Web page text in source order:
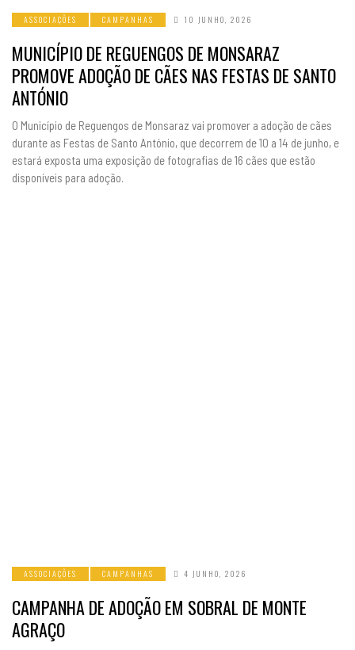
ASSOCIAÇÕES CAMPANHAS 10 JUNHO, 2026
MUNICÍPIO DE REGUENGOS DE MONSARAZ
PROMOVE ADOÇÃO DE CÃES NAS FESTAS DE SANTO
ANTÓNIO
O Município de Reguengos de Monsaraz vai promover a adoção de cães
durante as Festas de Santo António, que decorrem de 10 a 14 de junho, e
estará exposta uma exposição de fotografias de 16 cães que estão
disponíveis para adoção.
ASSOCIAÇÕES CAMPANHAS 4 JUNHO, 2026
CAMPANHA DE ADOÇÃO EM SOBRAL DE MONTE
AGRAÇO